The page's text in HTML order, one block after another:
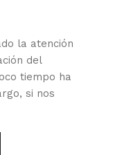
la atención
del
tiempo ha
si nos